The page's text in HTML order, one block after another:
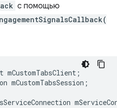
с помощью
mCustomTabsClient ;
mCustomTabsSession ;